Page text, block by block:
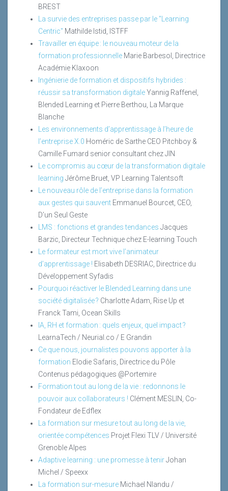
BREST
La survie des entreprises passe par le "Learning
Centric" Mathilde Istid, ISTFF
Travailler en équipe : le nouveau moteur de la
formation professionnelle Marie Barbesol, Directrice
Académie Klaxoon
Ingénierie de formation et dispositifs hybrides :
réussir sa transformation digitaleYannig Raffenel,
Blended Learning et Pierre Berthou, La Marque
Blanche
Les environnements d’apprentissage à l’heure de
l’entreprise X.0 Homéric de Sarthe CEO Pitchboy &
Camille Fumard senior consultant chez JIN
Le compromis au cœur de la transformation digitale
learning Jérôme Bruet, VP Learning Talentsoft
Le nouveau rôle de l’entreprise dans la formation
aux gestes qui sauvent Emmanuel Bourcet, CEO,
D’un Seul Geste
LMS : fonctions et grandes tendances Jacques
Barzic, Directeur Technique chez E-learning Touch
Le formateur est mort vive l’animateur
d’apprentissage ! Elisabeth DESRIAC, Directrice du
Développement Syfadis
Pourquoi réactiver le Blended Learning dans une
société digitalisée ? Charlotte Adam, Rise Up et
Franck Tami, Ocean Skills
IA, RH et formation : quels enjeux, quel impact ?
LearnaTech / Neurial.co / E Grandin
Ce que nous, journalistes pouvons apporter à la
formation Elodie Safaris, Directrice du Pôle
Contenus pédagogiques @Portemire
Formation tout au long de la vie : redonnons le
pouvoir aux collaborateurs ! Clément MESLIN, Co-
Fondateur de Edflex
La formation sur mesure tout au long de la vie,
orientée compétences Projet Flexi TLV / Université
Grenoble Alpes
Adaptive learning : une promesse à tenirJohan
Michel / Speexx
La formation sur-mesure Michael Nlandu /